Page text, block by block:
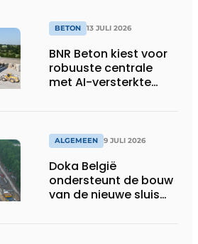
BETON 13 JULI 2026
BNR Beton kiest voor
robuuste centrale
met AI-versterkte
ALGEMEEN 9 JULI 2026
Doka België
ondersteunt de bouw
van de nieuwe sluis